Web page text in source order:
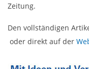
Zeitung.
Den vollständigen
oder direkt auf der